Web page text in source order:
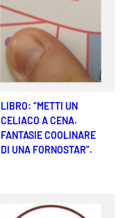
LIBRO: “METTI UN
CELIACO A CENA.
FANTASIE COOLINARE
DI UNA FORNOSTAR”.